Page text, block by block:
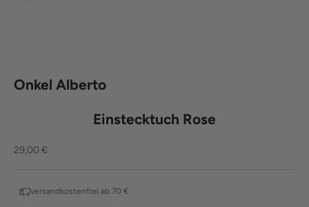
Onkel Alberto
Einstecktuch Rose
Angebot
29,00 €
versandkostenfrei ab 70 €